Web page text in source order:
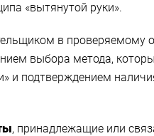
«вытянутой руки».
в проверяемому
выбора метода,
и подтверждением
, принадлежащие или